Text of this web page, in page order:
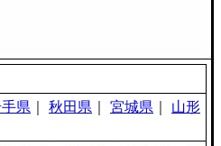
県 秋田県 宮城県
山形